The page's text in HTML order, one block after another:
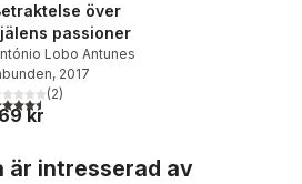
röster:
över
passioner
Lobo Antunes
, 2017
utav 5 stjärnor. Totalt antal röster:
(2)
kr
är intresserad av